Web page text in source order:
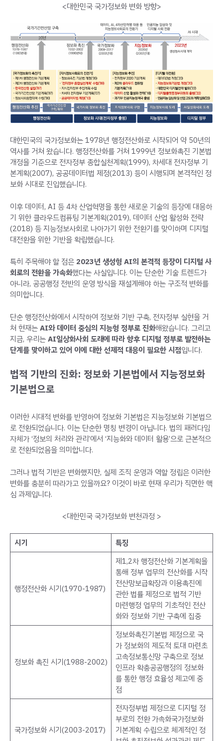
<대한민국 국가정보화 변화 방향>
대한민국의 국가정보화는 1978년 행정전산화로 시작되어 약 50년의
역사를 거쳐 왔습니다. 행정전산화를 거쳐 1999년 정보화촉진 기본법
개정을 기준으로 전자정부 종합실천계획(1999), 차세대 전자정부 기
본계획(2007), 공공데이터법 제정(2013) 등이 시행되며 본격적인 정
보화 시대로 진입했습니다.
이후 데이터, AI 등 4차 산업혁명을 통한 새로운 기술의 등장에 대응하
기 위한 클라우드컴퓨팅 기본계획(2019), 데이터 산업 활성화 전략
(2018) 등 지능정보사회로 나아가기 위한 전환기를 맞이하며 디지털
대전환을 위한 기반을 확립했습니다.
특히 주목해야 할 점은 2023년 생성형 AI의 본격적 등장이 디지털 사
회로의 전환을 가속화했다는 사실입니다. 이는 단순한 기술 트렌드가
아니라, 공공행정 전반의 운영 방식을 재설계해야 하는 구조적 변화를
의미합니다.
단순 행정전산화에서 시작하여 정보화 기반 구축, 전자정부 실현을 거
쳐 현재는AI와 데이터 중심의 지능형 정부로 진화해왔습니다. 그리고
지금, 우리는AI일상화사회 도래에 따라 향후 디지털 정부로 발전하는
단계를 맞이하고 있어 이에 대한 선제적 대응이 필요한 시점입니다.
법적 기반의 진화: 정보화 기본법에서 지능정보화
기본법으로
이러한 시대적 변화를 반영하여 정보화 기본법은 지능정보화 기본법으
로 전환되었습니다. 이는 단순한 명칭 변경이 아닙니다. 법의 패러다임
자체가 ‘정보의 처리와 관리’에서 ‘지능화와 데이터 활용’으로 근본적으
로 전환되었음을 의미합니다.
그러나 법적 기반은 변화했지만, 실제 조직 운영과 역할 정립은 이러한
변화를 충분히 따라가고 있을까요? 이것이 바로 현재 우리가 직면한 핵
심 과제입니다.
<대한민국 국가정보화 변천과정 >
시기 특징
행정전산화 시기(1970-1987)
제1,2차 행정전산화 기본계획을
통해 정부 업무의 전산화를 시작
전산망보급확장과 이용촉진에
관한 법률 제정으로 법적 기반
마련행정 업무의 기초적인 전산
화와 정보화 기반 구축에 집중
정보화 촉진 시기(1988-2002)
정보화촉진기본법 제정으로 국
가 정보화의 제도적 토대 마련초
고속정보통신망 구축으로 정보
인프라 확충공공행정의 정보화
를 통한 행정 효율성 제고에 중
점
국가정보화 시기(2003-2017)
전자정부법 제정으로 디지털 정
부로의 전환 가속화국가정보화
기본계획 수립으로 체계적인 정